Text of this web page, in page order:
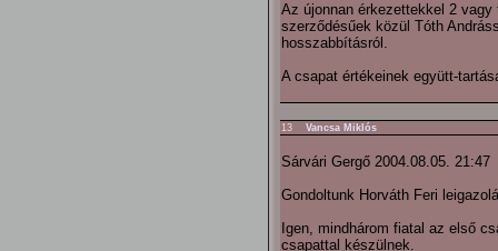
Az újonnan érkezettekkel 2
szerződésűek közül Tóth
hosszabbításról.
A csapat értékeinek együtt-
13 Vancsa Miklós
Sárvári Gergő 2004.08.05. 21:47
Gondoltunk Horváth Feri
Igen, mindhárom fiatal az első
csapattal készülnek.